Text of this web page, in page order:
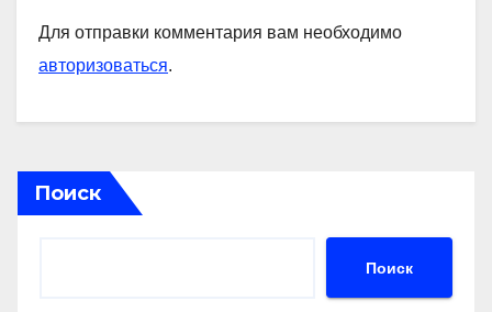
Для отправки комментария вам необходимо
авторизоваться.
Поиск
Поиск